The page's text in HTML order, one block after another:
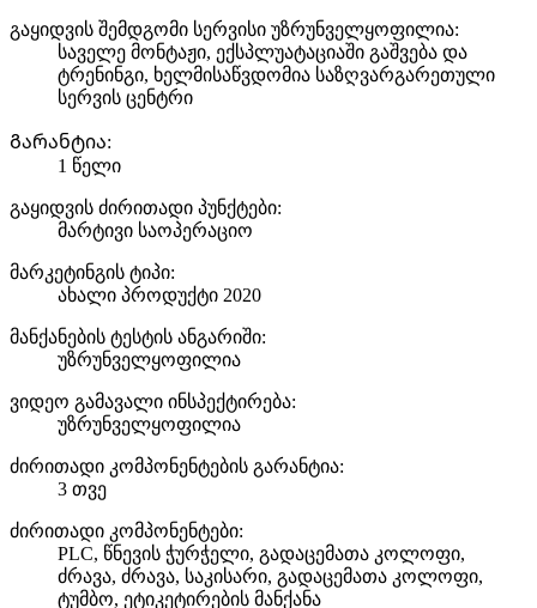
გაყიდვის შემდგომი სერვისი უზრუნველყოფილია:
საველე მონტაჟი, ექსპლუატაციაში გაშვება და
ტრენინგი, ხელმისაწვდომია საზღვარგარეთული
სერვის ცენტრი
Გარანტია:
1 წელი
გაყიდვის ძირითადი პუნქტები:
მარტივი საოპერაციო
მარკეტინგის ტიპი:
ახალი პროდუქტი 2020
მანქანების ტესტის ანგარიში:
უზრუნველყოფილია
ვიდეო გამავალი ინსპექტირება:
უზრუნველყოფილია
ძირითადი კომპონენტების გარანტია:
3 თვე
ძირითადი კომპონენტები:
PLC, წნევის ჭურჭელი, გადაცემათა კოლოფი,
ძრავა, ძრავა, საკისარი, გადაცემათა კოლოფი,
ტუმბო, ეტიკეტირების მანქანა